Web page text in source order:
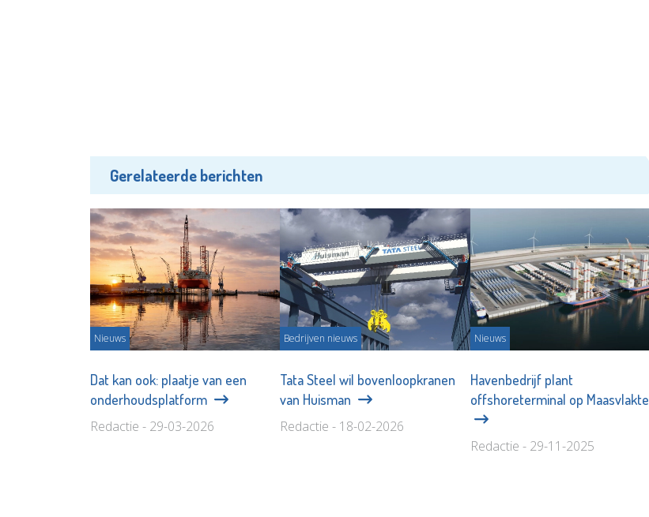
Gerelateerde berichten
Nieuws
Dat kan ook: plaatje van een
onderhoudsplatform
Redactie - 29-03-2026
Bedrijven nieuws
Tata Steel wil bovenloopkranen
van Huisman
Redactie - 18-02-2026
Nieuws
Havenbedrijf plant
offshoreterminal op Maasvlakte
Redactie - 29-11-2025